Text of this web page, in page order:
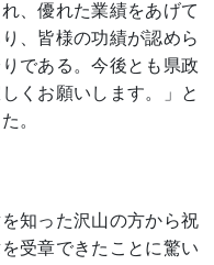
、優れた業績をあげて
、皆様の功績が認めら
である。今後とも県政
くお願いします。」と
。
知った沢山の方から祝
受章できたことに驚い